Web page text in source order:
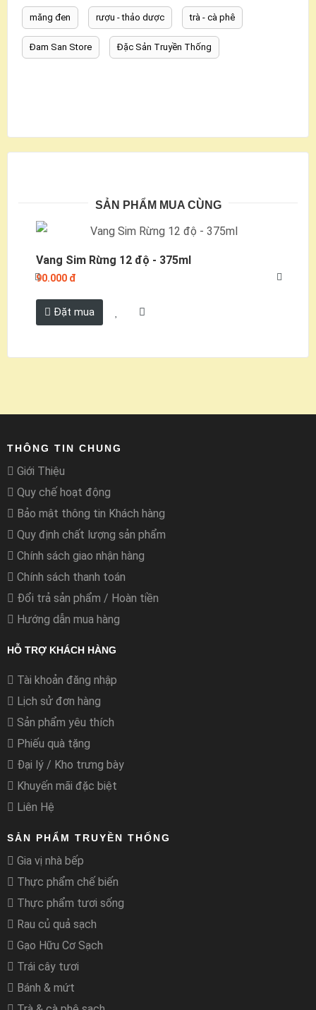
măng đen rượu - thảo dược trà - cà phê
Đam San Store Đặc Sản Truyền Thống
SẢN PHẨM MUA CÙNG
Vang Sim Rừng 12 độ - 375ml
90.000 đ
Đặt mua
THÔNG TIN CHUNG
Giới Thiệu
Quy chế hoạt động
Bảo mật thông tin Khách hàng
Quy định chất lượng sản phẩm
Chính sách giao nhận hàng
Chính sách thanh toán
Đổi trả sản phẩm / Hoàn tiền
Hướng dẫn mua hàng
HỖ TRỢ KHÁCH HÀNG
Tài khoản đăng nhập
Lịch sử đơn hàng
Sản phẩm yêu thích
Phiếu quà tặng
Đại lý / Kho trưng bày
Khuyến mãi đặc biệt
Liên Hệ
SẢN PHẨM TRUYỀN THỐNG
Gia vị nhà bếp
Thực phẩm chế biến
Thực phẩm tươi sống
Rau củ quả sạch
Gạo Hữu Cơ Sạch
Trái cây tươi
Bánh & mứt